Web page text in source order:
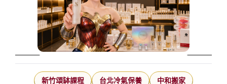
新竹頌缽課程 台北冷氣保養 中和搬家